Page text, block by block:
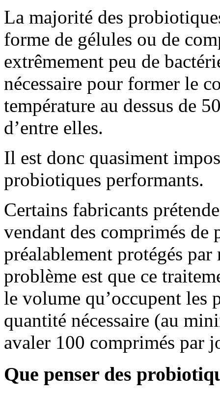
La majorité des
forme de gélules ou de
extrêmement peu de
nécessaire pour former le
température au dessus de
d’entre elles.
Il est donc quasiment
probiotiques performants.
Certains fabricants
vendant des comprimés
préalablement protégés
problème est que ce
le volume qu’occupent les
quantité nécessaire (au
avaler 100 comprimés par
Que penser des